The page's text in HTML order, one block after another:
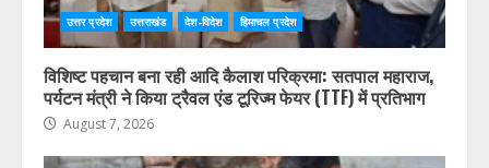
उत्तर प्रदेश उत्तराखंड देश-विदेश हिमाचल प्रदेश
विशिष्ट पहचान बना रही आदि कैलाश परिक्रमा: सतपाल महाराज,
पर्यटन मंत्री ने किया ट्रैवल एंड टूरिज्म फेयर (TTF) में प्रतिभाग
August 7, 2026